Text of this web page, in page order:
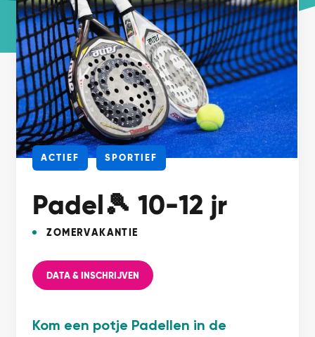
ACTIEF SPORTIEF
Padel🎾 10-12 jr
ZOMERVAKANTIE
DATA & INSCHRIJVEN
Kom een potje Padellen in de